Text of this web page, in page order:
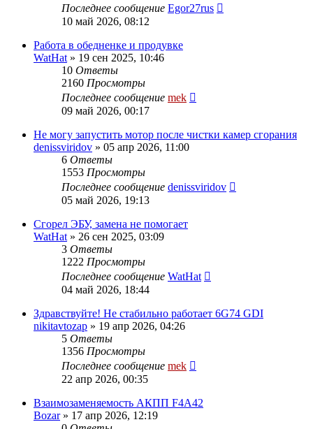
Последнее сообщение Egor27rus
10 май 2026, 08:12
Работа в обедненке и продувке
WatHat » 19 сен 2025, 10:46
10 Ответы
2160 Просмотры
Последнее сообщение mek
09 май 2026, 00:17
Не могу запустить мотор после чистки камер сгорания
denissviridov » 05 апр 2026, 11:00
6 Ответы
1553 Просмотры
Последнее сообщение denissviridov
05 май 2026, 19:13
Сгорел ЭБУ, замена не помогает
WatHat » 26 сен 2025, 03:09
3 Ответы
1222 Просмотры
Последнее сообщение WatHat
04 май 2026, 18:44
Здравствуйте! Не стабильно работает 6G74 GDI
nikitavtozap » 19 апр 2026, 04:26
5 Ответы
1356 Просмотры
Последнее сообщение mek
22 апр 2026, 00:35
Взаимозаменяемость АКПП F4A42
Bozar» 17 апр 2026, 12:19